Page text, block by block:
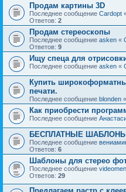
Продам картины 3D
Последнее сообщение Cardopt
Ответов: 2
Продам стереоскопы
Последнее сообщение asken «
Ответов: 9
Ищу спеца для
Последнее сообщение asken «
Купить
печати.
Последнее сообщение blonden «
Как приобрести
Последнее сообщение
БЕСПЛАТНЫЕ
Последнее сообщение
Ответов: 6
Шаблоны для стерео
Последнее сообщение videomen
Ответов: 29
Предлагаем растр с